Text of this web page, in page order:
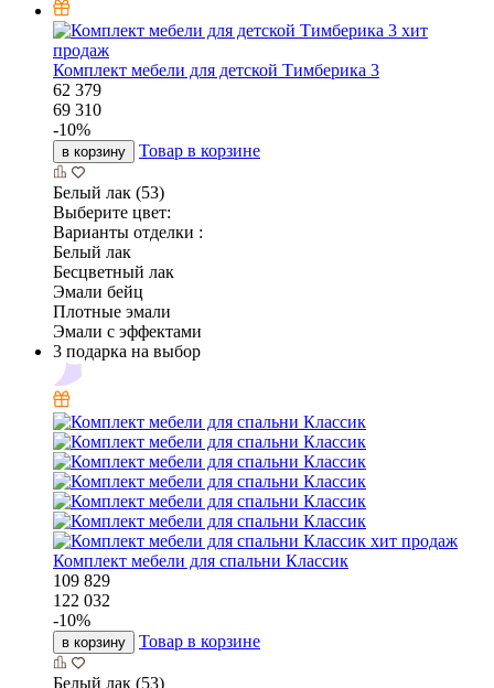
хит
продаж
Комплект мебели для детской Тимберика 3
62 379
69 310
-10%
в корзину Товар в корзине
Белый лак (53)
Выберите цвет:
Варианты отделки :
Белый лак
Бесцветный лак
Эмали бейц
Плотные эмали
Эмали с эффектами
3 подарка на выбор
хит продаж
Комплект мебели для спальни Классик
109 829
122 032
-10%
в корзину Товар в корзине
Белый лак (53)